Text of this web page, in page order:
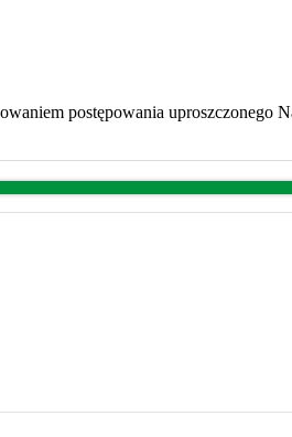
postępowania uproszczonego